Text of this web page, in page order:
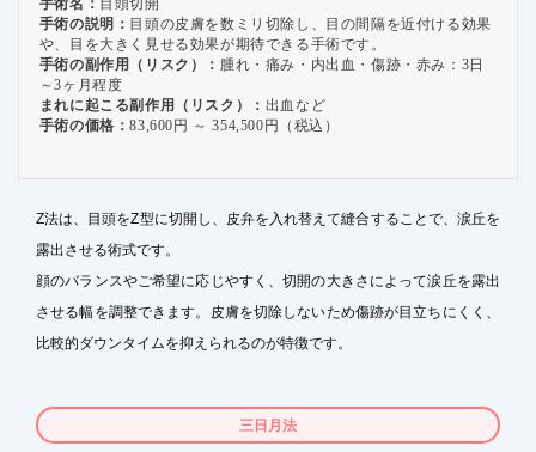
手術名： 目頭切開
手術の説明： 目頭の皮膚を数ミリ切除し、目の間隔を近付ける効果
や、目を大きく見せる効果が期待できる手術です。
手術の副作用（リスク）： 腫れ・痛み・内出血・傷跡・赤み：3日
～3ヶ月程度
まれに起こる副作用（リスク）： 出血など
手術の価格：83,600円 ～ 354,500円（税込）
Z法は、目頭をZ型に切開し、皮弁を入れ替えて縫合することで、涙丘を
露出させる術式です。
顔のバランスやご希望に応じやすく、切開の大きさによって涙丘を露出
させる幅を調整できます。皮膚を切除しないため傷跡が目立ちにくく、
比較的ダウンタイムを抑えられるのが特徴です。
三日月法